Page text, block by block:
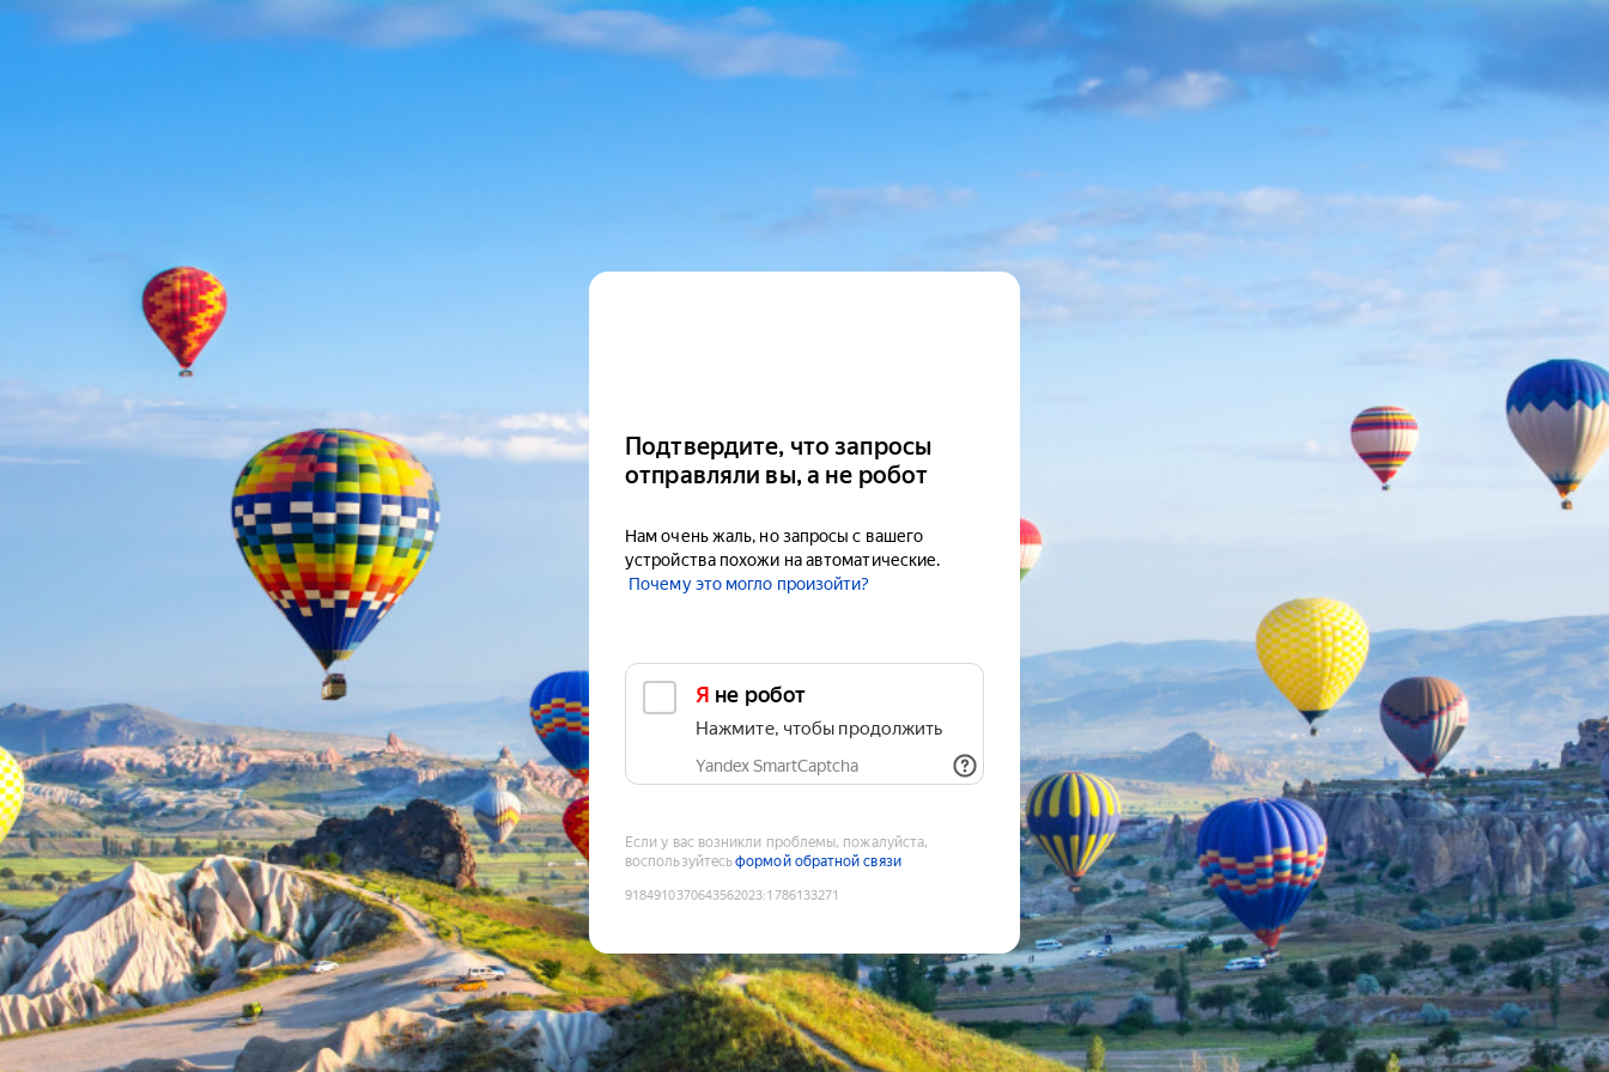
Подтвердите, что запросы
отправляли вы, а не робот
Нам очень жаль, но запросы с вашего
устройства похожи на автоматические.
Почему это могло произойти?
Я не робот
Нажмите, чтобы продолжить
Yandex SmartCaptcha
Если у вас возникли проблемы, пожалуйста,
воспользуйтесьформой обратной связи
9184910370643562023:1786133271